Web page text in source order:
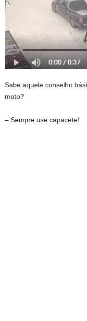
Sabe aquele conselho
moto?
– Sempre use capacete!